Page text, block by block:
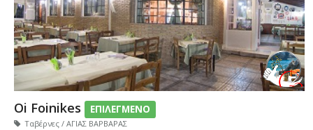
Oi Foinikes ΕΠΙΛΕΓΜΕΝΟ
Ταβέρνες / ΑΓΙΑΣ ΒΑΡΒΑΡΑΣ